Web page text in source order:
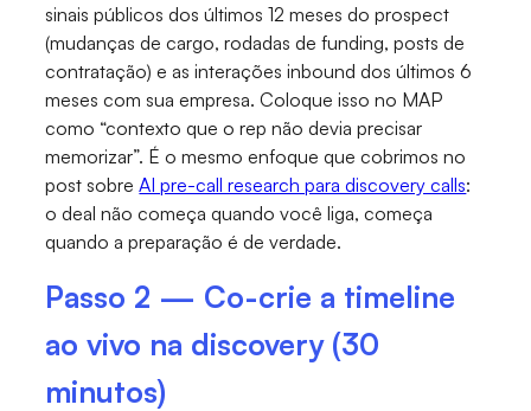
sinais públicos dos últimos 12 meses do prospect
(mudanças de cargo, rodadas de funding, posts de
contratação) e as interações inbound dos últimos 6
meses com sua empresa. Coloque isso no MAP
como “contexto que o rep não devia precisar
memorizar”. É o mesmo enfoque que cobrimos no
post sobreAI pre-call research para discovery calls:
o deal não começa quando você liga, começa
quando a preparação é de verdade.
Passo 2 — Co-crie a timeline
ao vivo na discovery (30
minutos)